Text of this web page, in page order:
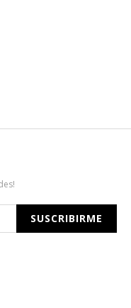
SUSCRIBIRME